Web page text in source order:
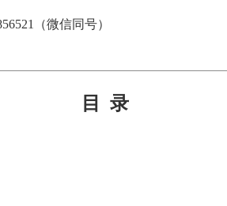
（微信同号）
目 录